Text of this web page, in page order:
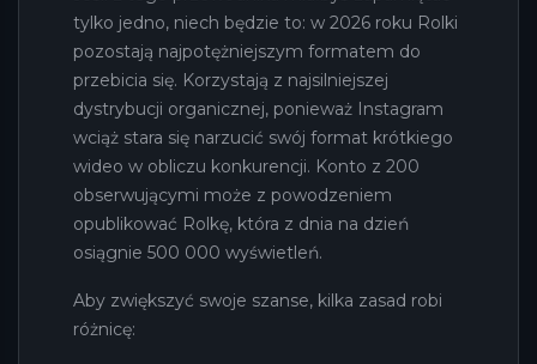
tylko jedno, niech będzie to: w 2026 roku Rolki
pozostają najpotężniejszym formatem do
przebicia się. Korzystają z najsilniejszej
dystrybucji organicznej, ponieważ Instagram
wciąż stara się narzucić swój format krótkiego
wideo w obliczu konkurencji. Konto z 200
obserwującymi może z powodzeniem
opublikować Rolkę, która z dnia na dzień
osiągnie 500 000 wyświetleń.
Aby zwiększyć swoje szanse, kilka zasad robi
różnicę: